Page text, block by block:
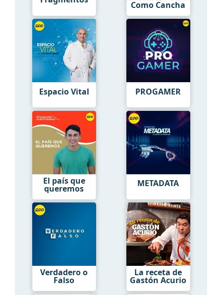
Como Cancha
Espacio Vital PROGAMER
El país que
queremos METADATA
Verdadero o
Falso
La receta de
Gastón Acurio